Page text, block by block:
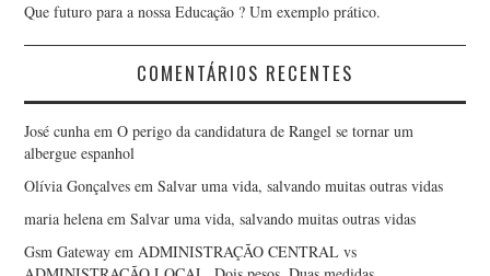
Que futuro para a nossa Educação ? Um exemplo prático.
COMENTÁRIOS RECENTES
José cunha emO perigo da candidatura de Rangel se tornar um
albergue espanhol
Olívia Gonçalves emSalvar uma vida, salvando muitas outras vidas
maria helena emSalvar uma vida, salvando muitas outras vidas
Gsm Gateway emADMINISTRAÇÃO CENTRAL vs